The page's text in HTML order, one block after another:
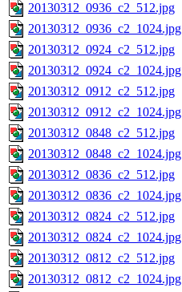
20130312_0936_c2_512.jpg
20130312_0936_c2_1024.jpg
20130312_0924_c2_512.jpg
20130312_0924_c2_1024.jpg
20130312_0912_c2_512.jpg
20130312_0912_c2_1024.jpg
20130312_0848_c2_512.jpg
20130312_0848_c2_1024.jpg
20130312_0836_c2_512.jpg
20130312_0836_c2_1024.jpg
20130312_0824_c2_512.jpg
20130312_0824_c2_1024.jpg
20130312_0812_c2_512.jpg
20130312_0812_c2_1024.jpg